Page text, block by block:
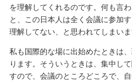
を理解してくれるのです。何も言
と、この日本人は全く会議に参加
理解してない、と思われてしまいま
私も国際的な場に出始めたときは
ります。そういうときは、集中し
すので、会議のところどころで、